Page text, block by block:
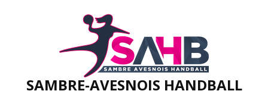
SAMBRE-AVESNOIS HANDBALL